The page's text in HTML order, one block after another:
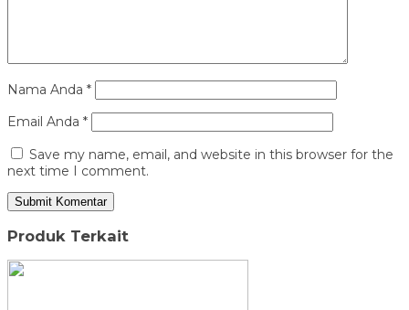
Nama Anda *
Email Anda *
Save my name, email, and website in this browser for the
next time I comment.
Produk Terkait